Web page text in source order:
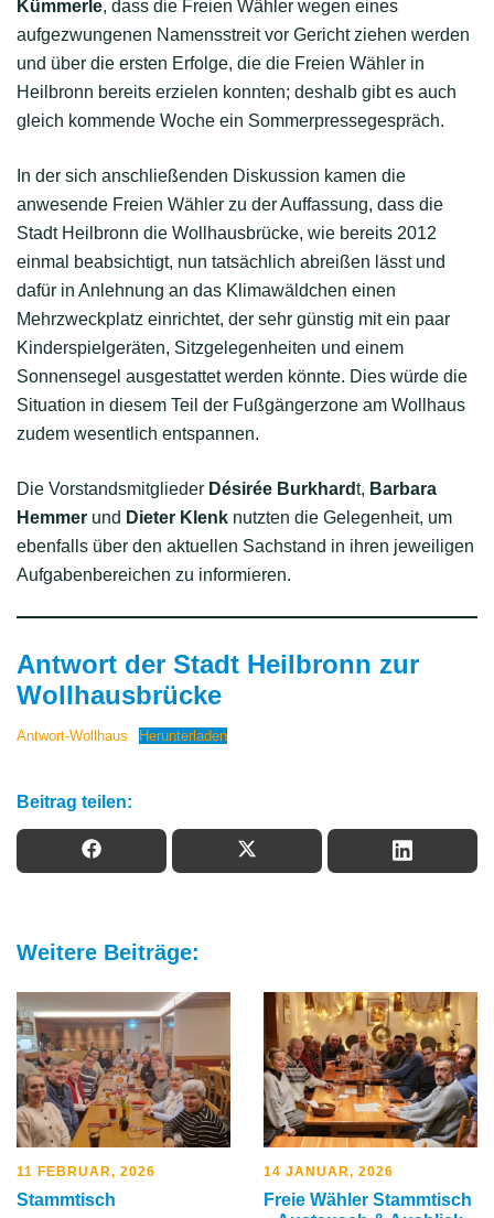
Kümmerle, dass die Freien Wähler wegen eines
aufgezwungenen Namensstreit vor Gericht ziehen werden
und über die ersten Erfolge, die die Freien Wähler in
Heilbronn bereits erzielen konnten; deshalb gibt es auch
gleich kommende Woche ein Sommerpressegespräch.
In der sich anschließenden Diskussion kamen die
anwesende Freien Wähler zu der Auffassung, dass die
Stadt Heilbronn die Wollhausbrücke, wie bereits 2012
einmal beabsichtigt, nun tatsächlich abreißen lässt und
dafür in Anlehnung an das Klimawäldchen einen
Mehrzweckplatz einrichtet, der sehr günstig mit ein paar
Kinderspielgeräten, Sitzgelegenheiten und einem
Sonnensegel ausgestattet werden könnte. Dies würde die
Situation in diesem Teil der Fußgängerzone am Wollhaus
zudem wesentlich entspannen.
Die Vorstandsmitglieder Désirée Burkhardt, Barbara
Hemmer und Dieter Klenk nutzten die Gelegenheit, um
ebenfalls über den aktuellen Sachstand in ihren jeweiligen
Aufgabenbereichen zu informieren.
Antwort der Stadt Heilbronn zur
Wollhausbrücke
Antwort-Wollhaus Herunterladen
Beitrag teilen:
Weitere Beiträge:
11 FEBRUAR, 2026
Stammtisch
14 JANUAR, 2026
Freie Wähler Stammtisch